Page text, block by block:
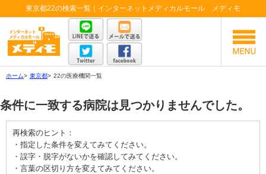
東京都22の検索一覧｜インターネットメディカルモール メディモ
ホーム> 東京都> 22の医療機関一覧
条件に一致する病院は見つかりませんでした。
再検索のヒント：
・指定した条件を変えてみてください。
・誤字・脱字がないかを確認してみてください。
・言葉の区切り方を変えてみてください。